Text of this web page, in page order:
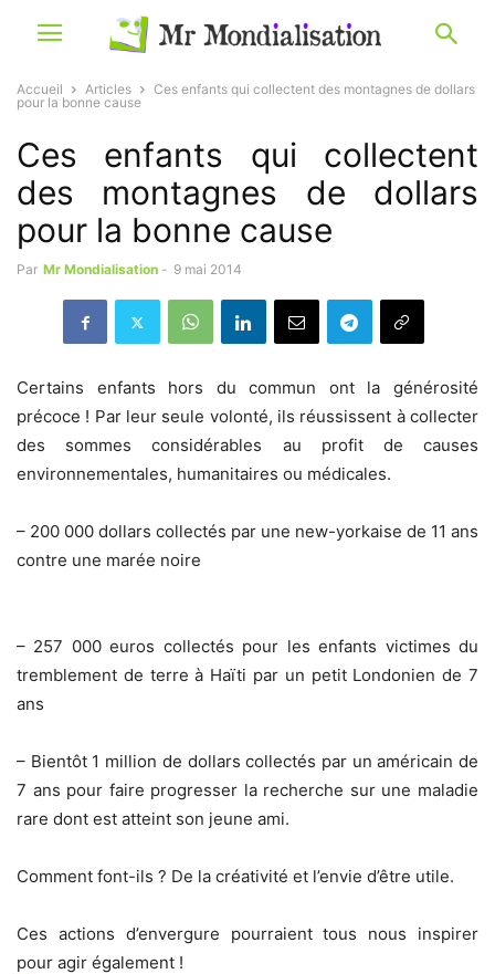
Accueil Articles
Ces enfants qui collectent des montagnes de dollars
pour la bonne cause
Ces enfants qui collectent
des montagnes de dollars
pour la bonne cause
Par Mr Mondialisation - 9 mai 2014
Certains enfants hors du commun ont la générosité
précoce ! Par leur seule volonté, ils réussissent à collecter
des sommes considérables au profit de causes
environnementales, humanitaires ou médicales.
– 200 000 dollars collectés par une new-yorkaise de 11 ans
contre une marée noire
– 257 000 euros collectés pour les enfants victimes du
tremblement de terre à Haïti par un petit Londonien de 7
ans
– Bientôt 1 million de dollars collectés par un américain de
7 ans pour faire progresser la recherche sur une maladie
rare dont est atteint son jeune ami.
Comment font-ils ? De la créativité et l’envie d’être utile.
Ces actions d’envergure pourraient tous nous inspirer
pour agir également !